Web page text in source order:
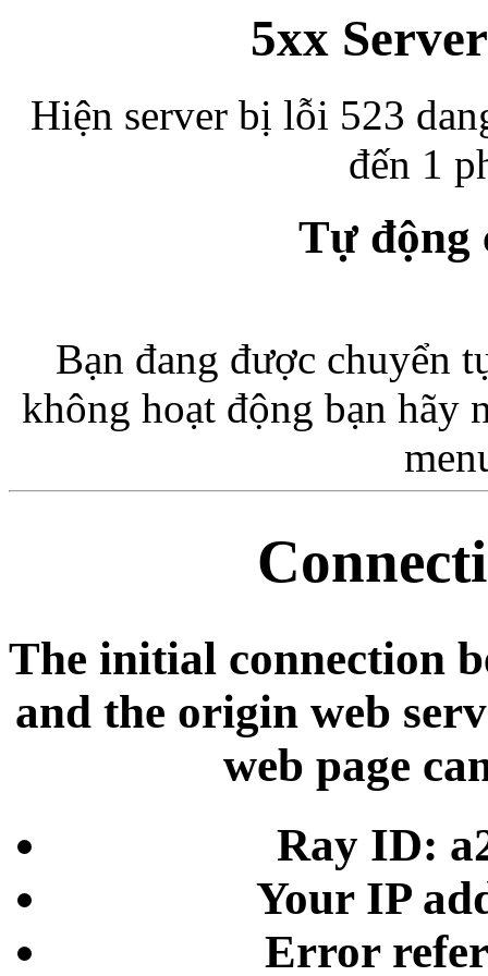
5xx
Hiện server bị lỗi 523
đến 1
Tự động
Bạn đang được chuyển
không hoạt động bạn hãy
The initial connection
and the origin web
web page
Ray ID:
Your IP
Error